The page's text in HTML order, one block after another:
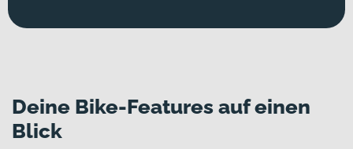
Deine Bike-Features auf einen
Blick